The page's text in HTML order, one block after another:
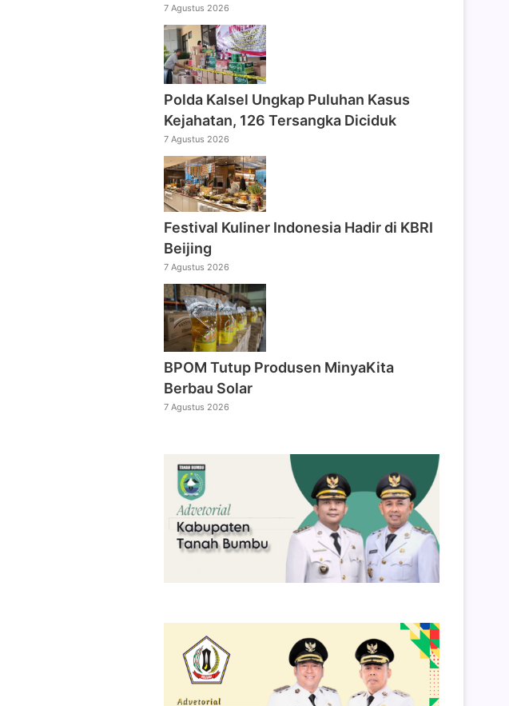
7 Agustus 2026
Polda Kalsel Ungkap Puluhan Kasus
Kejahatan, 126 Tersangka Diciduk
7 Agustus 2026
Festival Kuliner Indonesia Hadir di KBRI
Beijing
7 Agustus 2026
BPOM Tutup Produsen MinyaKita
Berbau Solar
7 Agustus 2026